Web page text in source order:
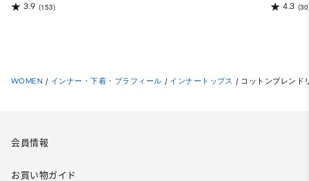
3.9 (153)
4.3
WOMEN / インナー・下着・ブラフィール / インナートップス / コットンブレンド
会員情報
お買い物ガイド